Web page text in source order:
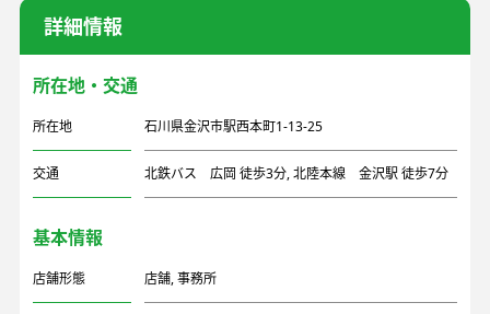
詳細情報
所在地・交通
所在地 石川県金沢市駅西本町1-13-25
交通 北鉄バス 広岡 徒歩3分, 北陸本線 金沢駅 徒歩7分
基本情報
店舗形態 店舗,事務所